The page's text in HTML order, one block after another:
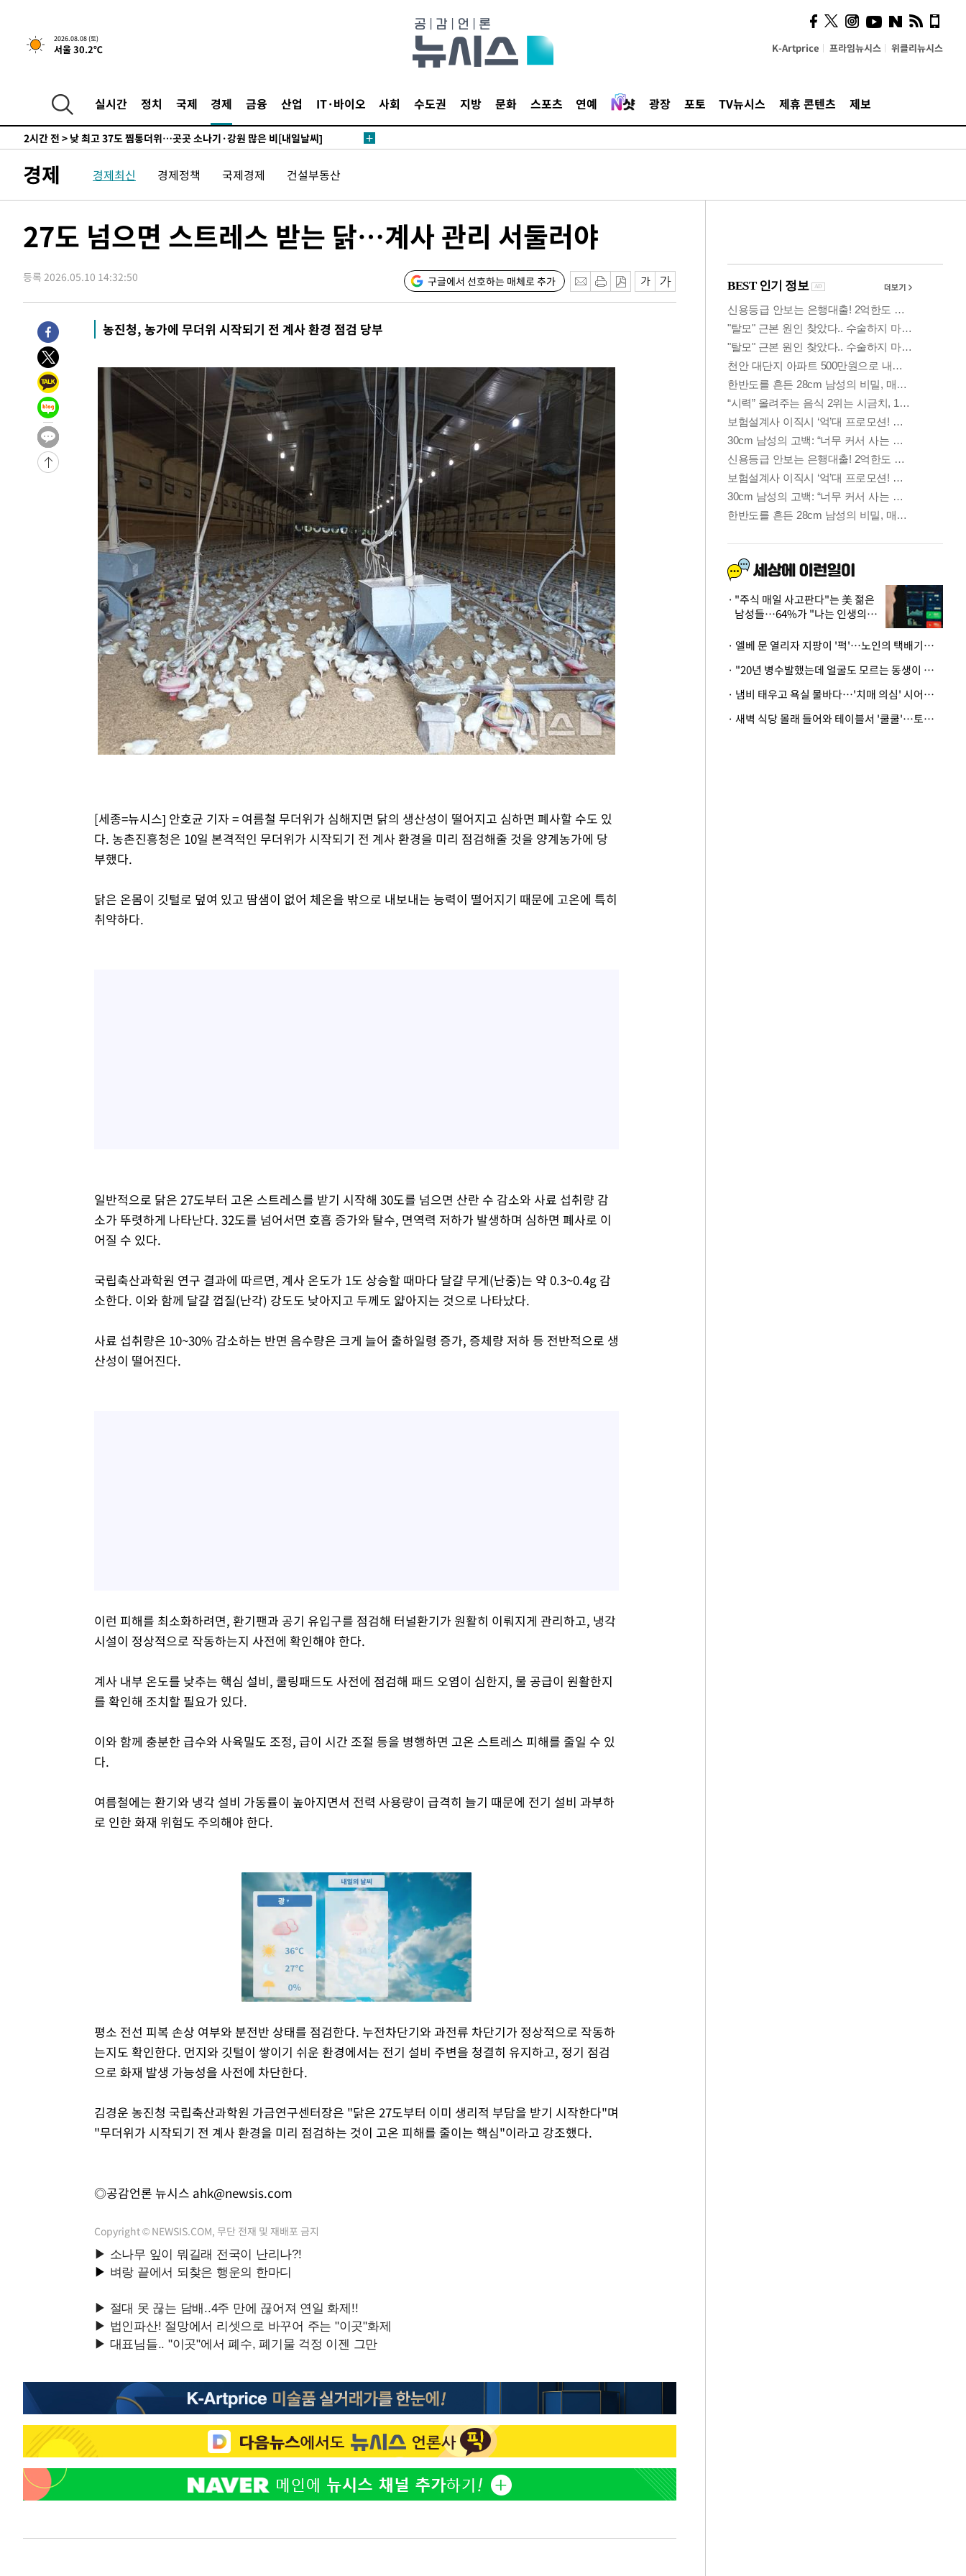
2026.08.08 (토)
서울 30.2℃ K-Artprice 프라임뉴시스 위클리뉴시스
실시간 정치 국제 경제 금융 산업 IT·바이오 사회 수도권 지방 문화 스포츠 연예 광장 포토 TV뉴시스 제휴 콘텐츠 제보
실천"
-3235초 전 >이란, "오만과 '중앙 단일 루트' 합의…북쪽 인바운드·남쪽 아웃바운
1시간 전 >[단독]중수청 지원 검사들, 정원 초과 시 낮은 계급 임용…희망지 못 갈
수도
2시간 전 >낮 최고 37도 찜통더위…곳곳 소나기·강원 많은 비[내일날씨]
2시간 전 >SK하이닉스, 용인·청주 팹에 54조 투자…"AI 메모리 수요 선제 대응"
3시간 전 >
여자배구 이재영·이다영 자매, 아제르바이잔 투란VC 입단
3시간 전 >
3시간 전 >[속보]코스피, 6200선 약보합…0.60% 내린 6258.77에 마쳐
3시간 전 >[속보]원·달러 환율, 7.7원 내린 1416.1원 마감
4시간 전 >외신들도 주목한 韓축구 파문…"국민적 공분에 수사 재개"
4시간 전 >
11시간 압수수색에 성접대 파문까지…'쑥대밭' 된 축구협회
5시간 전 >
후임
-11720초 전 >
이강인, 폭염 속 AT마드리드 첫 훈련…80명 식사 대접까지(종합)
-8859초 전 >
미 사업체 일자리, 7월에 2.3만개 순감하고 그 전 2개월 10.3만개 하
향수정 (2보)
-8307초 전 >
[속보] 미 사업체, 일자리 7월에 2.3만 개 줄어…실업률은 4.1%로
-4170초 전 >
[속보]이 대통령 "부동산 공급 기존 사고방식 매달리지 말고 과감히
실천"
-3255초 전 >
이란, "오만과 '중앙 단일 루트' 합의…북쪽 인바운드·남쪽 아웃바운
드는 임시"
1시간 전 >
"낮 기온 소폭 하락"…수도권 폭염중대경보, 폭염경보로 하향
[속보]이 대통령, '호우피해' 안동·의성 관할 4개 면 특별재난지역 선포
[단독]중수청 지원 검사들, 정원 초과 시 낮은 계급 임용…희망지 못 갈
낮 최고 37도 찜통더위…곳곳 소나기·강원 많은 비[내일날씨]
SK하이닉스, 용인·청주 팹에 54조 투자…"AI 메모리 수요 선제 대응"
여자배구 이재영·이다영 자매, 아제르바이잔 투란VC 입단
외국인 심판 성 접대 7경기 들여다보니…한국 축구 '5승 2무'
[속보]코스닥, 2.86포인트(0.36%) 내린 798.81마감
[속보]코스피, 6200선 약보합…0.60% 내린 6258.77에 마쳐
[속보]원·달러 환율, 7.7원 내린 1416.1원 마감
[속보] 노원서 40.1도 관측…서울, 2018년 이후 첫 40도
[속보]종합특검, '계엄 수용공간 확보' 신용해 前교정본부장 기소
외신들도 주목한 韓축구 파문…"국민적 공분에 수사 재개"
11시간 압수수색에 성접대 파문까지…'쑥대밭' 된 축구협회
[속보]규제합리화위원회 부위원장에 김태유 서울대 공대 교수…이병태
경제 경제최신 경제정책 국제경제 건설부동산
27도 넘으면 스트레스 받는 닭…계사 관리 서둘러야
등록 2026.05.10 14:32:50 구글에서 선호하는 매체로 추가
농진청, 농가에 무더위 시작되기 전 계사 환경 점검 당부
[세종=뉴시스] 안호균 기자 = 여름철 무더위가 심해지면 닭의 생산성이 떨어지고 심하면 폐사할 수도 있
다. 농촌진흥청은 10일 본격적인 무더위가 시작되기 전 계사 환경을 미리 점검해줄 것을 양계농가에 당
부했다.
닭은 온몸이 깃털로 덮여 있고 땀샘이 없어 체온을 밖으로 내보내는 능력이 떨어지기 때문에 고온에 특히
취약하다.
일반적으로 닭은 27도부터 고온 스트레스를 받기 시작해 30도를 넘으면 산란 수 감소와 사료 섭취량 감
소가 뚜렷하게 나타난다. 32도를 넘어서면 호흡 증가와 탈수, 면역력 저하가 발생하며 심하면 폐사로 이
어질 수 있다.
국립축산과학원 연구 결과에 따르면, 계사 온도가 1도 상승할 때마다 달걀 무게(난중)는 약 0.3~0.4g 감
소한다. 이와 함께 달걀 껍질(난각) 강도도 낮아지고 두께도 얇아지는 것으로 나타났다.
사료 섭취량은 10~30% 감소하는 반면 음수량은 크게 늘어 출하일령 증가, 증체량 저하 등 전반적으로 생
산성이 떨어진다.
이런 피해를 최소화하려면, 환기팬과 공기 유입구를 점검해 터널환기가 원활히 이뤄지게 관리하고, 냉각
시설이 정상적으로 작동하는지 사전에 확인해야 한다.
계사 내부 온도를 낮추는 핵심 설비, 쿨링패드도 사전에 점검해 패드 오염이 심한지, 물 공급이 원활한지
를 확인해 조치할 필요가 있다.
이와 함께 충분한 급수와 사육밀도 조정, 급이 시간 조절 등을 병행하면 고온 스트레스 피해를 줄일 수 있
다.
여름철에는 환기와 냉각 설비 가동률이 높아지면서 전력 사용량이 급격히 늘기 때문에 전기 설비 과부하
로 인한 화재 위험도 주의해야 한다.
Mute
평소 전선 피복 손상 여부와 분전반 상태를 점검한다. 누전차단기와 과전류 차단기가 정상적으로 작동하
는지도 확인한다. 먼지와 깃털이 쌓이기 쉬운 환경에서는 전기 설비 주변을 청결히 유지하고, 정기 점검
으로 화재 발생 가능성을 사전에 차단한다.
김경운 농진청 국립축산과학원 가금연구센터장은 "닭은 27도부터 이미 생리적 부담을 받기 시작한다"며
"무더위가 시작되기 전 계사 환경을 미리 점검하는 것이 고온 피해를 줄이는 핵심"이라고 강조했다.
◎공감언론 뉴시스 ahk@newsis.com
Copyright © NEWSIS.COM, 무단 전재 및 재배포 금지
시, 스마트폰 액세서리에
NFC 더했다
"주식 매일 사고판다"는 美 젊은
남성들…64%가 "나는 인생의
· 엘베 문 열리자 지팡이 '퍽'…노인의 택배기사 폭행 이유
· "20년 병수발했는데 얼굴도 모르는 동생이 유산 절반을"…배다른 형제 상속권 있을까
· 냄비 태우고 욕실 물바다…'치매 의심' 시어머니 검사 권유했다가 '날벼락'
· 새벽 식당 몰래 들어와 테이블서 '쿨쿨'…토사물 남기고 사라진 남성